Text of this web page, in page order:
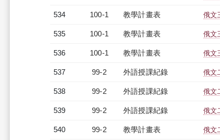
534 100-1 教學計畫表 俄文
535 100-1 教學計畫表 俄文
536 100-1 教學計畫表 俄文
537 99-2 外語授課紀錄 俄文
538 99-2 外語授課紀錄 俄文
539 99-2 外語授課紀錄 俄文
540 99-2 教學計畫表 俄文